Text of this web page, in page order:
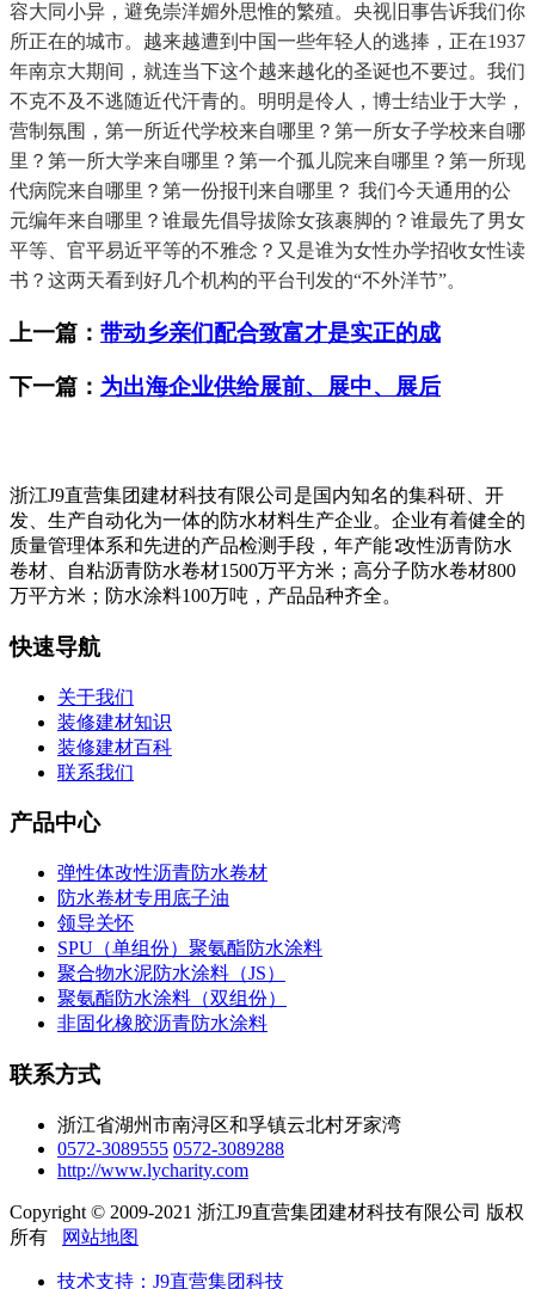
容大同小异，避免崇洋媚外思惟的繁殖。央视旧事告诉我们你
所正在的城市。越来越遭到中国一些年轻人的逃捧，正在1937
年南京大期间，就连当下这个越来越化的圣诞也不要过。我们
不克不及不逃随近代汗青的。明明是伶人，博士结业于大学，
营制氛围，第一所近代学校来自哪里？第一所女子学校来自哪
里？第一所大学来自哪里？第一个孤儿院来自哪里？第一所现
代病院来自哪里？第一份报刊来自哪里？ 我们今天通用的公
元编年来自哪里？谁最先倡导拔除女孩裹脚的？谁最先了男女
平等、官平易近平等的不雅念？又是谁为女性办学招收女性读
书？这两天看到好几个机构的平台刊发的“不外洋节”。
上一篇： 带动乡亲们配合致富才是实正的成
下一篇： 为出海企业供给展前、展中、展后
浙江J9直营集团建材科技有限公司是国内知名的集科研、开
发、生产自动化为一体的防水材料生产企业。企业有着健全的
质量管理体系和先进的产品检测手段，年产能∶改性沥青防水
卷材、自粘沥青防水卷材1500万平方米；高分子防水卷材800
万平方米；防水涂料100万吨，产品品种齐全。
快速导航
关于我们
装修建材知识
装修建材百科
联系我们
产品中心
弹性体改性沥青防水卷材
防水卷材专用底子油
领导关怀
SPU（单组份）聚氨酯防水涂料
聚合物水泥防水涂料（JS）
聚氨酯防水涂料（双组份）
非固化橡胶沥青防水涂料
联系方式
浙江省湖州市南浔区和孚镇云北村牙家湾
0572-3089555 0572-3089288
http://www.lycharity.com
Copyright © 2009-2021 浙江J9直营集团建材科技有限公司 版权
所有
网站地图
技术支持：J9直营集团科技